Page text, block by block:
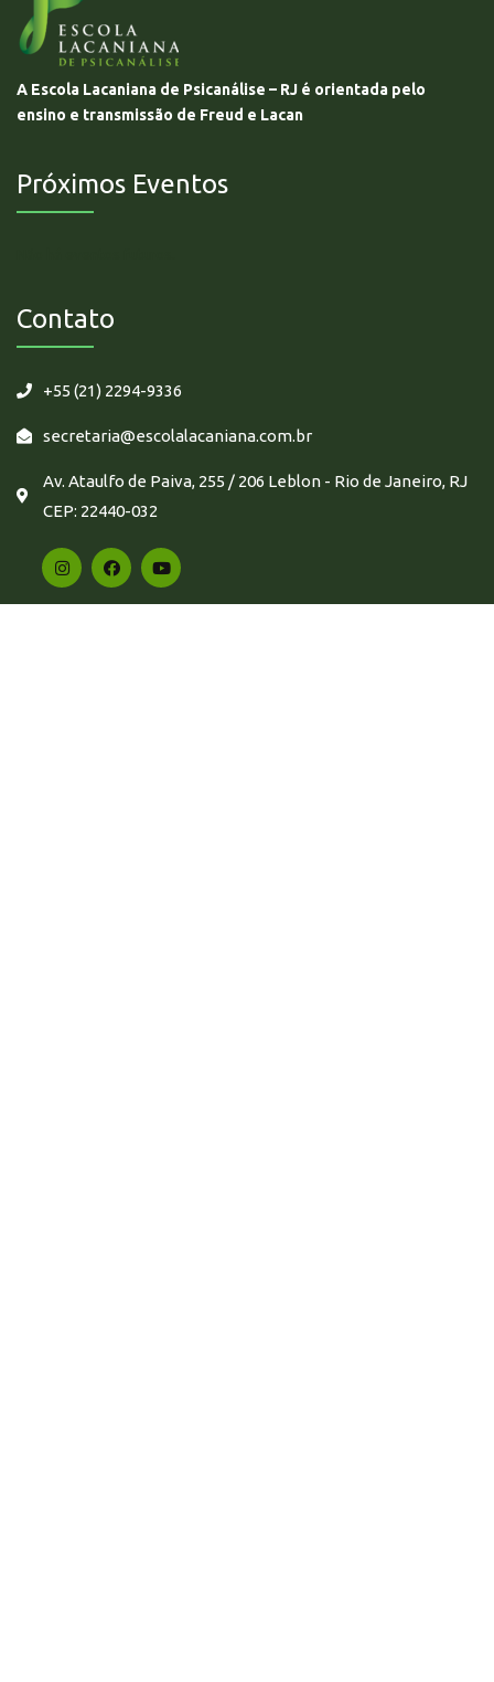
A Escola Lacaniana de Psicanálise – RJ é orientada pelo
ensino e transmissão de Freud e Lacan
Próximos Eventos
Contato
+55 (21) 2294-9336
secretaria@escolalacaniana.com.br
Av. Ataulfo de Paiva, 255 / 206 Leblon - Rio de Janeiro, RJ
CEP: 22440-032